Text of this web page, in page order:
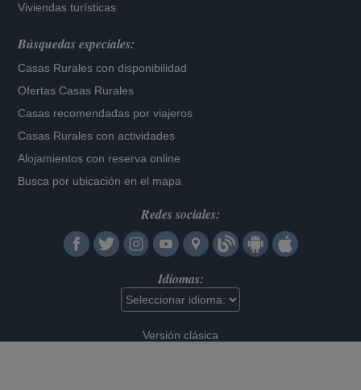
Viviendas turísticas
Búsquedas especiales:
Casas Rurales con disponibilidad
Ofertas Casas Rurales
Casas recomendadas por viajeros
Casas Rurales con actividades
Alojamientos con reserva online
Busca por ubicación en el mapa
Redes sociales:
Idiomas:
Versión clásica